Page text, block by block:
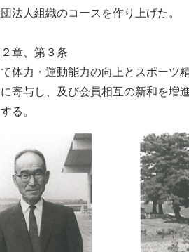
法人組織のコースを作り上げた。
章、第３条
体力・運動能力の向上とスポーツ
寄与し、及び会員相互の新和を増
る。